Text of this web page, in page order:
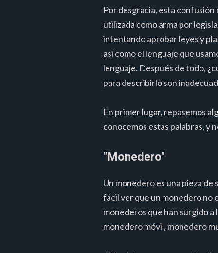
Por desgracia, esta
utilizada como arma por
intentando aprobar leyes y
así como el lenguaje que
lenguaje. Después de todo,
para describirlo son
En primer lugar, repasemos
conocemos estas palabras, y
"Monedero"
Un monedero es una pieza
fácil ver que un monedero no
monederos que han surgido
monedero móvil, monedero